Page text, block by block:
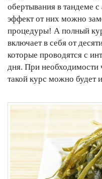
обертывания в тандеме
эффект от них можно
процедуры! А полный
включает в себя от
которые проводятся с
дня. При необходимости
такой курс можно будет